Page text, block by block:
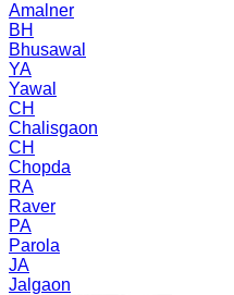
Amalner
BH
Bhusawal
YA
Yawal
CH
Chalisgaon
CH
Chopda
RA
Raver
PA
Parola
JA
Jalgaon